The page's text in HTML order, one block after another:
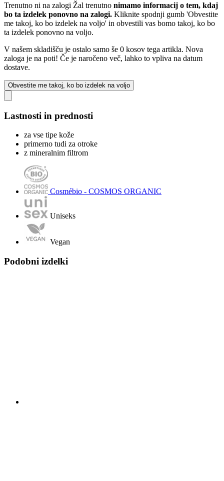
Trenutno ni na zalogi Žal trenutno nimamo informacij o tem, kdaj
bo ta izdelek ponovno na zalogi. Kliknite spodnji gumb 'Obvestite
me takoj, ko bo izdelek na voljo' in obvestili vas bomo takoj, ko bo
ta izdelek ponovno na voljo.
V našem skladišču je ostalo samo še 0 kosov tega artikla. Nova
zaloga je na poti! Če je naročeno več, lahko to vpliva na datum
dostave.
Obvestite me takoj, ko bo izdelek na voljo
Lastnosti in prednosti
za vse tipe kože
primerno tudi za otroke
z mineralnim filtrom
Cosmébio - COSMOS ORGANIC
Uniseks
Vegan
Podobni izdelki